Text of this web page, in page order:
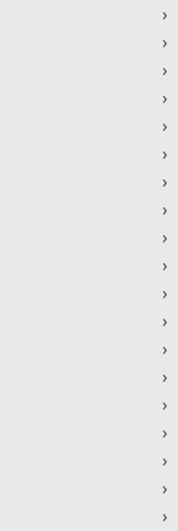
›
›
›
›
›
›
›
›
›
›
›
›
›
›
›
›
›
›
›